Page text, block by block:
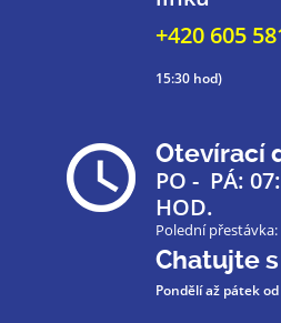
+420 605
15:30 hod)
Otevírací
PO - PÁ:
HOD.
Polední přestávka:
Chatujte
Pondělí až pátek